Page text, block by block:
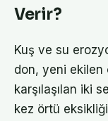
Verir?
Kuş ve su
don, yeni ekilen
karşılaşılan iki
kez örtü